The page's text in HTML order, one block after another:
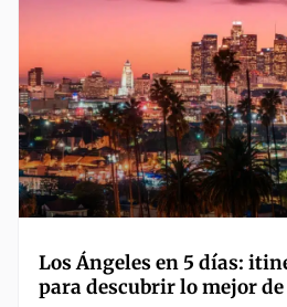
Los Ángeles en 5 días:
para descubrir lo mejor